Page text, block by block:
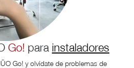
Go! para instaladores
Go! y olvídate de problemas de